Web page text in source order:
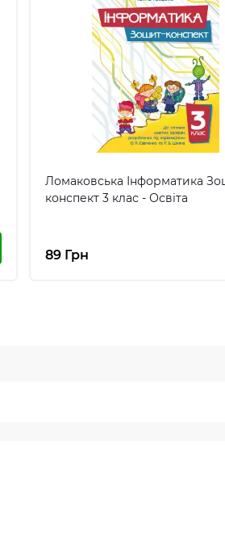
Ломаковська Інформатика
конспект 3 клас - Освіта
89 Грн